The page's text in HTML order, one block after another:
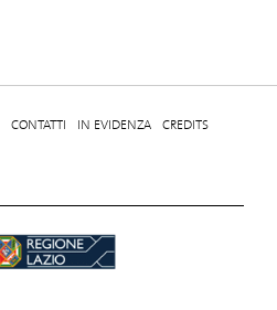
CONTATTI IN EVIDENZA CREDITS